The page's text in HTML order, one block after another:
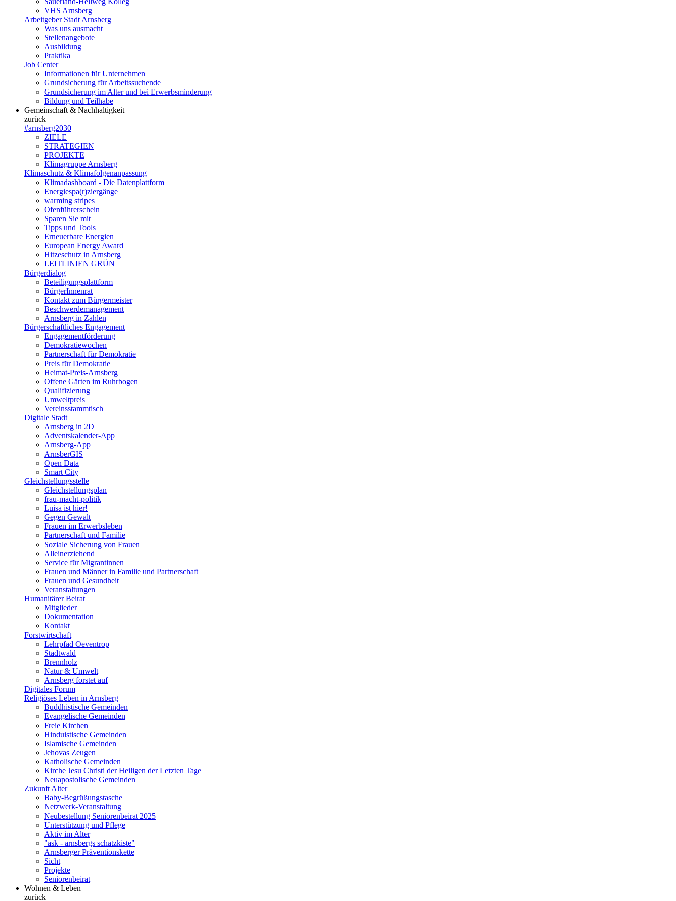
VHS Arnsberg
Arbeitgeber Stadt Arnsberg
Was uns ausmacht
Stellenangebote
Ausbildung
Praktika
Job Center
Informationen für Unternehmen
Grundsicherung für Arbeitssuchende
Grundsicherung im Alter und bei Erwerbsminderung
Bildung und Teilhabe
Gemeinschaft & Nachhaltigkeit
zurück
#arnsberg2030
ZIELE
STRATEGIEN
PROJEKTE
Klimagruppe Arnsberg
Klimaschutz & Klimafolgenanpassung
Klimadashboard - Die Datenplattform
Energiespa(r)ziergänge
warming stripes
Ofenführerschein
Sparen Sie mit
Tipps und Tools
Erneuerbare Energien
European Energy Award
Hitzeschutz in Arnsberg
LEITLINIEN GRÜN
Bürgerdialog
Beteiligungsplattform
BürgerInnenrat
Kontakt zum Bürgermeister
Beschwerdemanagement
Arnsberg in Zahlen
Bürgerschaftliches Engagement
Engagementförderung
Demokratiewochen
Partnerschaft für Demokratie
Preis für Demokratie
Heimat-Preis-Arnsberg
Offene Gärten im Ruhrbogen
Qualifizierung
Umweltpreis
Vereinsstammtisch
Digitale Stadt
Arnsberg in 2D
Adventskalender-App
Arnsberg-App
ArnsberGIS
Open Data
Smart City
Gleichstellungsstelle
Gleichstellungsplan
frau-macht-politik
Luisa ist hier!
Gegen Gewalt
Frauen im Erwerbsleben
Partnerschaft und Familie
Soziale Sicherung von Frauen
Alleinerziehend
Service für Migrantinnen
Frauen und Männer in Familie und Partnerschaft
Frauen und Gesundheit
Veranstaltungen
Humanitärer Beirat
Mitglieder
Dokumentation
Kontakt
Forstwirtschaft
Lehrpfad Oeventrop
Stadtwald
Brennholz
Natur & Umwelt
Arnsberg forstet auf
Digitales Forum
Religiöses Leben in Arnsberg
Buddhistische Gemeinden
Evangelische Gemeinden
Freie Kirchen
Hinduistische Gemeinden
Islamische Gemeinden
Jehovas Zeugen
Katholische Gemeinden
Kirche Jesu Christi der Heiligen der Letzten Tage
Neuapostolische Gemeinden
Zukunft Alter
Baby-Begrüßungstasche
Netzwerk-Veranstaltung
Neubestellung Seniorenbeirat 2025
Unterstützung und Pflege
Aktiv im Alter
"ask - arnsbergs schatzkiste"
Arnsberger Präventionskette
Sicht
Projekte
Seniorenbeirat
Wohnen & Leben
zurück